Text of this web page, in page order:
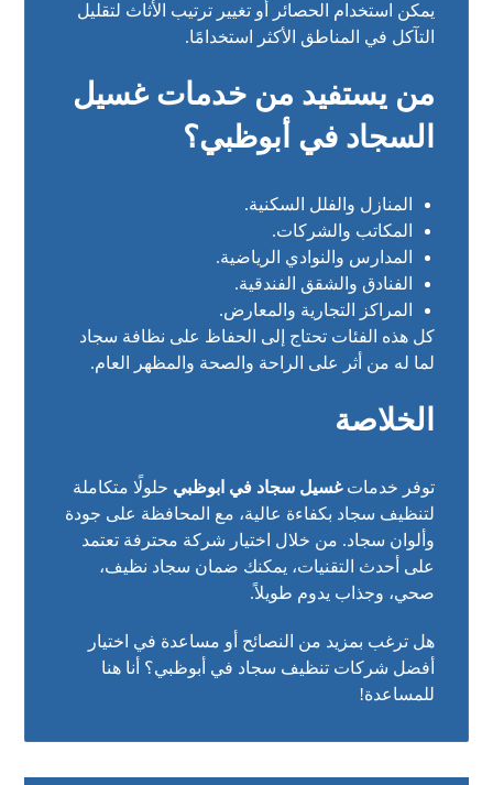
يمكن استخدام الحصائر أو تغيير ترتيب الأثاث لتقليل
التآكل في المناطق الأكثر استخدامًا.
من يستفيد من خدمات غسيل
السجاد في أبوظبي؟
المنازل والفلل السكنية.
المكاتب والشركات.
المدارس والنوادي الرياضية.
الفنادق والشقق الفندقية.
المراكز التجارية والمعارض.
كل هذه الفئات تحتاج إلى الحفاظ على نظافة سجاد
لما له من أثر على الراحة والصحة والمظهر العام.
الخلاصة
توفر خدماتغسيل سجاد في ابوظبي حلولًا متكاملة
لتنظيف سجاد بكفاءة عالية، مع المحافظة على جودة
وألوان سجاد. من خلال اختيار شركة محترفة تعتمد
على أحدث التقنيات، يمكنك ضمان سجاد نظيف،
صحي، وجذاب يدوم طويلاً.
هل ترغب بمزيد من النصائح أو مساعدة في اختيار
أفضل شركات تنظيف سجاد في أبوظبي؟ أنا هنا
للمساعدة!